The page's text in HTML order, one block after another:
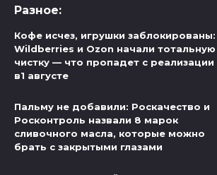
Разное:
Кофе исчез, игрушки заблокированы:
Wildberries и Ozon начали тотальную
чистку — что пропадет с реализации
в1 августе
Пальму не добавили: Роскачество и
Росконтроль назвали 8 марок
сливочного масла, которые можно
брать с закрытыми глазами